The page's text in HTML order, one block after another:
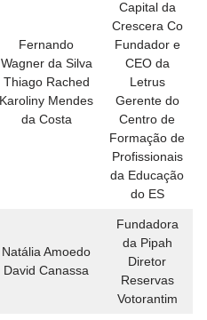
Fernando
Wagner da Silva
Thiago Rached
Karoliny Mendes
da Costa
Capital da
Crescera Co
Fundador e
CEO da
Letrus
Gerente do
Centro de
Formação de
Profissionais
da Educação
do ES
Natália Amoedo
David Canassa
Fundadora
da Pipah
Diretor
Reservas
Votorantim